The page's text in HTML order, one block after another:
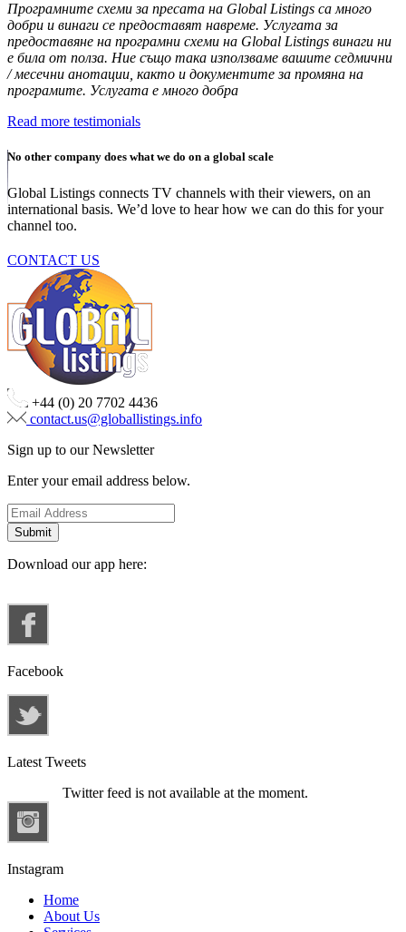
Програмните схеми за пресата на Global Listings са много
добри и винаги се предоставят навреме. Услугата за
предоставяне на програмни схеми на Global Listings винаги ни
е била от полза. Ние също така използваме вашите седмични
/ месечни анотации, както и документите за промяна на
програмите. Услугата е много добра
Read more testimonials
No other company does what we do on a global scale
Global Listings connects TV channels with their viewers, on an
international basis. We’d love to hear how we can do this for your
channel too.
CONTACT US
+44 (0) 20 7702 4436
contact.us@globallistings.info
Sign up to our Newsletter
Enter your email address below.
Download our app here:
Facebook
Latest Tweets
Twitter feed is not available at the moment.
Instagram
Home
About Us